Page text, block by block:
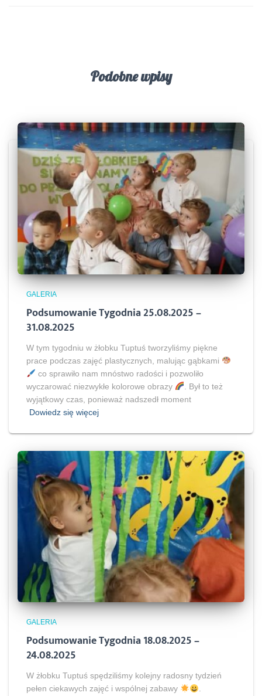
Podobne wpisy
GALERIA
Podsumowanie Tygodnia 25.08.2025 –
31.08.2025
W tym tygodniu w żłobku Tuptuś tworzyliśmy piękne
prace podczas zajęć plastycznych, malując gąbkami
co sprawiło nam mnóstwo radości i pozwoliło
wyczarować niezwykłe kolorowe obrazy
. Był to też
wyjątkowy czas, ponieważ nadszedł moment
Dowiedz się więcej
GALERIA
Podsumowanie Tygodnia 18.08.2025 –
24.08.2025
W żłobku Tuptuś spędziliśmy kolejny radosny tydzień
pełen ciekawych zajęć i wspólnej zabawy
.